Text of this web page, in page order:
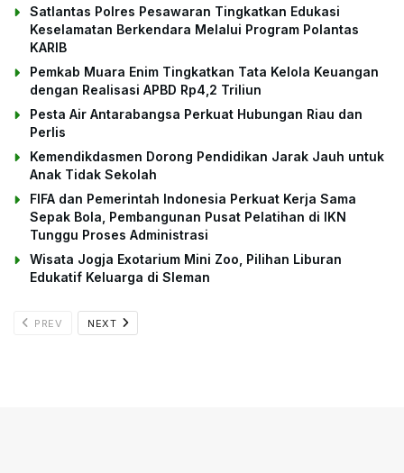
Satlantas Polres Pesawaran Tingkatkan Edukasi
Keselamatan Berkendara Melalui Program Polantas
KARIB
Pemkab Muara Enim Tingkatkan Tata Kelola Keuangan
dengan Realisasi APBD Rp4,2 Triliun
Pesta Air Antarabangsa Perkuat Hubungan Riau dan
Perlis
Kemendikdasmen Dorong Pendidikan Jarak Jauh untuk
Anak Tidak Sekolah
FIFA dan Pemerintah Indonesia Perkuat Kerja Sama
Sepak Bola, Pembangunan Pusat Pelatihan di IKN
Tunggu Proses Administrasi
Wisata Jogja Exotarium Mini Zoo, Pilihan Liburan
Edukatif Keluarga di Sleman
PREV NEXT